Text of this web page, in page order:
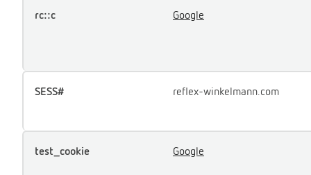
rc::c Google
SESS# reflex-winkelmann.com
test_cookie Google